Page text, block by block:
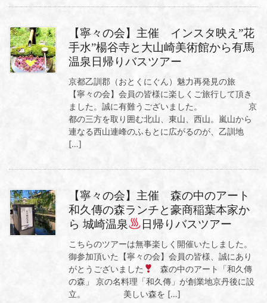
【寧々の会】主催 インスタ映え”花
手水”楊谷寺と大山崎美術館から有馬
温泉日帰りバスツアー
京都乙訓郡（おとくにぐん）魅力再発見の旅
【寧々の会】会員の皆様に楽しくご旅行して頂き
ました。誠に有難うございました。 京
都の三方を取り囲む北山、東山、西山。嵐山から
連なる西山連峰のふもとに広がるのが、乙訓地
[…]
【寧々の会】主催 森の中のアート
和久傳の森ランチと豪商稲葉本家か
ら 城崎温泉
日帰りバスツアー
こちらのツアーは無事楽しく開催いたしました。
御参加頂いた【寧々の会】会員の皆様、誠にあり
がとうございました
森の中のアート「和久傳
の森」 京の名料理「和久傳」が創業地京丹後に設
立。 美しい森を […]